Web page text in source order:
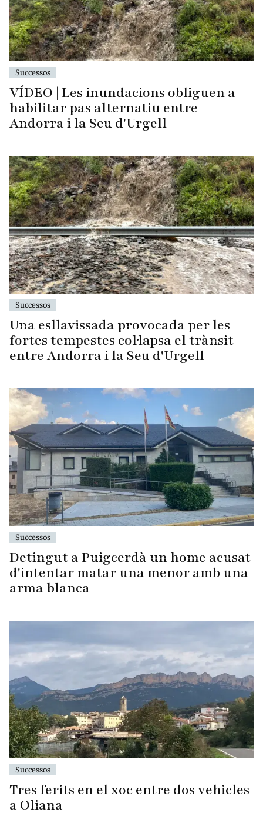
Successos
VÍDEO | Les inundacions obliguen a
habilitar pas alternatiu entre
Andorra i la Seu d'Urgell
Successos
Una esllavissada provocada per les
fortes tempestes col·lapsa el trànsit
entre Andorra i la Seu d'Urgell
Successos
Detingut a Puigcerdà un home acusat
d'intentar matar una menor amb una
arma blanca
Successos
Tres ferits en el xoc entre dos vehicles
a Oliana